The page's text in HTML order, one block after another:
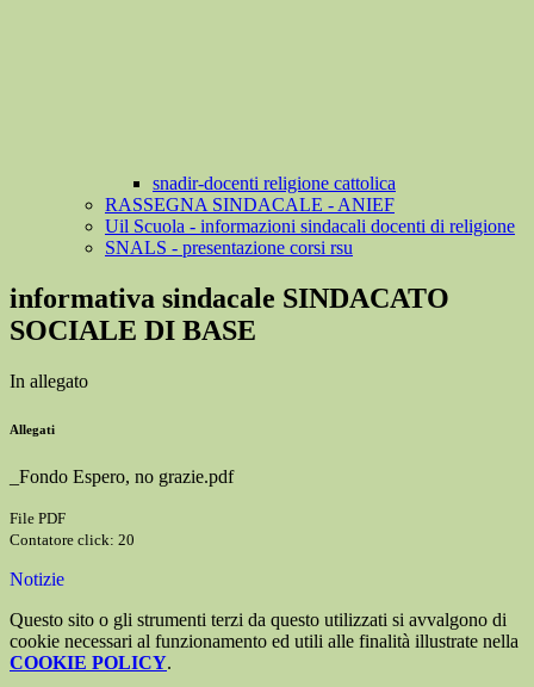
snadir-docenti religione cattolica
RASSEGNA SINDACALE - ANIEF
Uil Scuola - informazioni sindacali docenti di religione
SNALS - presentazione corsi rsu
informativa sindacale SINDACATO
SOCIALE DI BASE
In allegato
Allegati
_Fondo Espero, no grazie.pdf
File PDF
Contatore click: 20
Notizie
Questo sito o gli strumenti terzi da questo utilizzati si avvalgono di
cookie necessari al funzionamento ed utili alle finalità illustrate nella
COOKIE POLICY.